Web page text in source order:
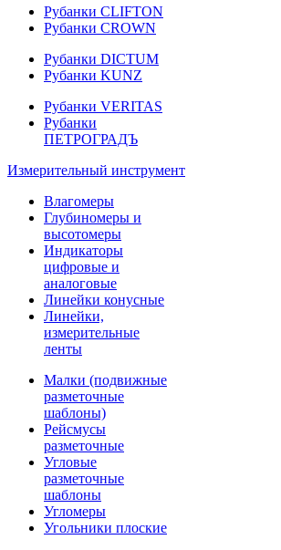
Рубанки CLIFTON
Рубанки CROWN
Рубанки DICTUM
Рубанки KUNZ
Рубанки VERITAS
Рубанки
ПЕТРОГРАДЪ
Измерительный инструмент
Влагомеры
Глубиномеры и
высотомеры
Индикаторы
цифровые и
аналоговые
Линейки конусные
Линейки,
измерительные
ленты
Малки (подвижные
разметочные
шаблоны)
Рейсмусы
разметочные
Угловые
разметочные
шаблоны
Угломеры
Угольники плоские